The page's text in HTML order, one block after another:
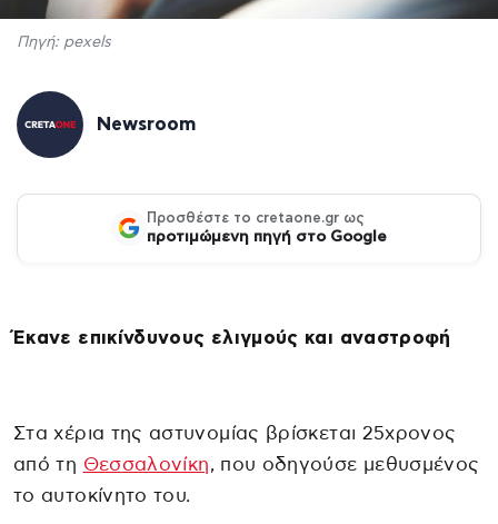
Πηγή: pexels
Newsroom
Προσθέστε το cretaone.gr ως
προτιμώμενη πηγή στο Google
Έκανε επικίνδυνους ελιγμούς και αναστροφή
Στα χέρια της αστυνομίας βρίσκεται 25χρονος
από τη Θεσσαλονίκη, που οδηγούσε μεθυσμένος
το αυτοκίνητο του.